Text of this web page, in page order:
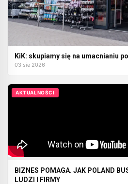
KiK: skupiamy się na umacnianiu
03 sie 2026
AKTUALNOŚCI
BIZNES POMAGA. JAK POLAND
LUDZI I FIRMY